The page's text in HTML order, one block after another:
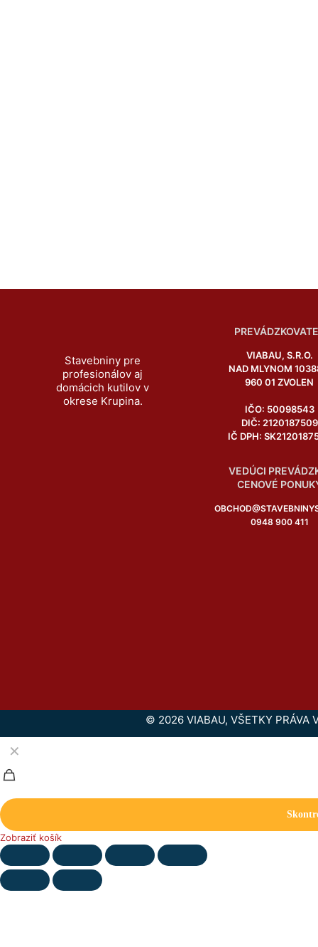
Stavebniny pre
profesionálov aj
domácich kutilov v
okrese Krupina.
VIABAU, S.R.O.
NAD MLYNOM
960 01 ZVOLEN
IČO: 50098543
DIČ: 2120187509
IČ DPH:
VEDÚCI
CENOVÉ
0948 900 411
© 2026 VIABAU, VŠETKY PRÁVA
✕
Zobraziť košík